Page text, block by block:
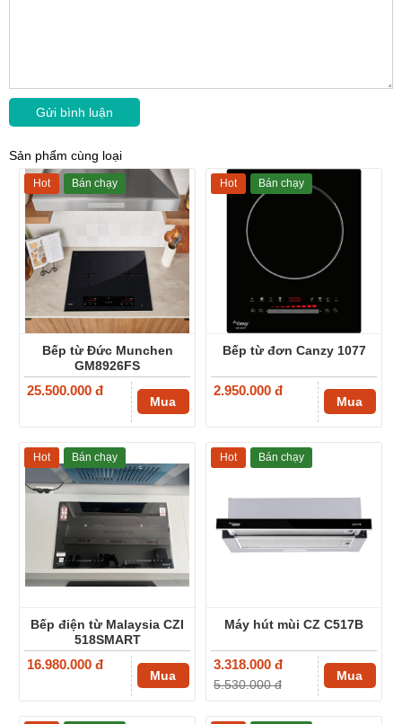
Sản phẩm cùng loại
Bếp từ Đức Munchen
GM8926FS
25.500.000 đ
Mua
Hot Bán chạy
Bếp từ đơn Canzy 1077
2.950.000 đ
Mua
Hot Bán chạy
Bếp điện từ Malaysia CZI
518SMART
16.980.000 đ
Mua
Hot Bán chạy
Máy hút mùi CZ C517B
3.318.000 đ
5.530.000 đ
Mua
Hot Bán chạy